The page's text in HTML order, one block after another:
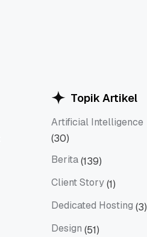
Topik Artikel
Artificial Intelligence
Artificial Intelligence
(30)
Berita(139)
Client Story(1)
Dedicated Hosting (3)
Design (51)